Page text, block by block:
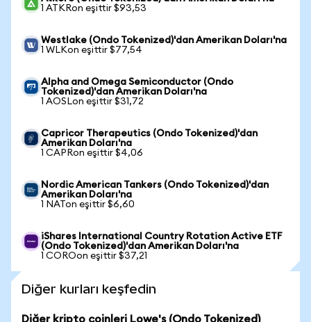
1 ATKRon eşittir $93,53
Westlake (Ondo Tokenized)'dan Amerikan Doları'na
1 WLKon eşittir $77,54
Alpha and Omega Semiconductor (Ondo
Tokenized)'dan Amerikan Doları'na
1 AOSLon eşittir $31,72
Capricor Therapeutics (Ondo Tokenized)'dan
Amerikan Doları'na
1 CAPRon eşittir $4,06
Nordic American Tankers (Ondo Tokenized)'dan
Amerikan Doları'na
1 NATon eşittir $6,60
iShares International Country Rotation Active ETF
(Ondo Tokenized)'dan Amerikan Doları'na
1 COROon eşittir $37,21
Diğer kurları keşfedin
Diğer kripto coinleri Lowe's (Ondo Tokenized)